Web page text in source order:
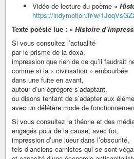
Vidéo de lecture du poème «
https://indymotion.fr/w/
Texte poésie lue : « Histoire
Si vous consultez l’actualité
par le prisme de la doxa,
impression que rien de ce qu’il faudrait
comme si la « civilisation » embourbée
dans une fuite en avant,
autour d’un égrégore s’adaptant,
ou disons tentant de s’adapter aux
avec un délétère mode de
Si vous consultez la théorie et des
engagés pour de la cause, avec foi,
impression d’une lueur dans l’obscurité,
tels d’anciens carnistes qui se sont